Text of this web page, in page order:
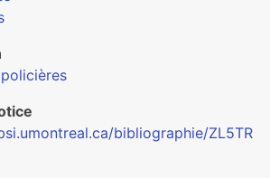
bibliographie/ZL5TR